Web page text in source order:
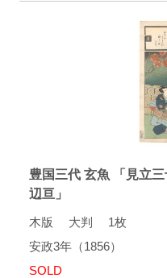
豊国三代 玄魚 「見立
辺亘」
木版 大判 1枚
安政3年（1856）
SOLD